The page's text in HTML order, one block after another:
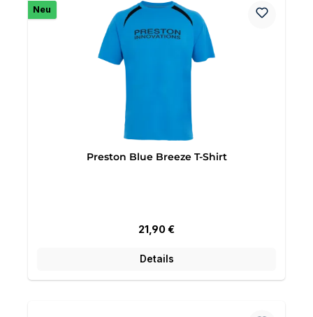
Neu
Preston Blue Breeze T-Shirt
Regulärer Preis:
21,90 €
Details